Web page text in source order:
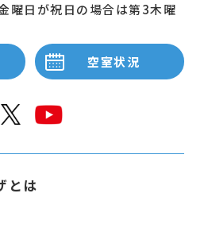
曜日が祝日の場合は第3木曜
空室状況
とは